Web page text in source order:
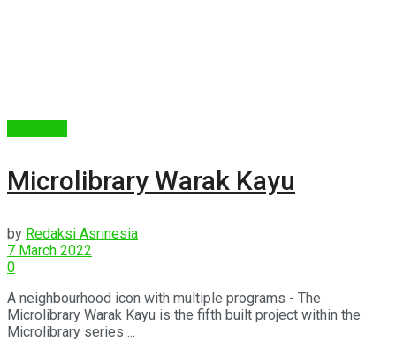
Microlibrary Warak Kayu
by Redaksi Asrinesia
7 March 2022
0
A neighbourhood icon with multiple programs - The
Microlibrary Warak Kayu is the fifth built project within the
Microlibrary series ...